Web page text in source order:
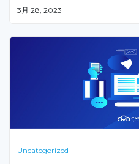
プリ開発費用は企業にとっ
3月 28, 2023
Uncategorized